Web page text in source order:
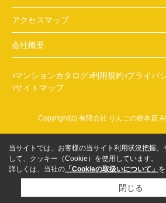
アクセスマップ
会社概要
マンションカタログ 利用規約 プライバ
サイトマップ
Copyright(c) 有限会社 りんごの樹本店
当サイトでは、お客様の当サイト利用状況把握、
して、クッキー（Cookie）を使用しています。
詳しくは、当社の 「Cookieの取扱いについて」
閉じる